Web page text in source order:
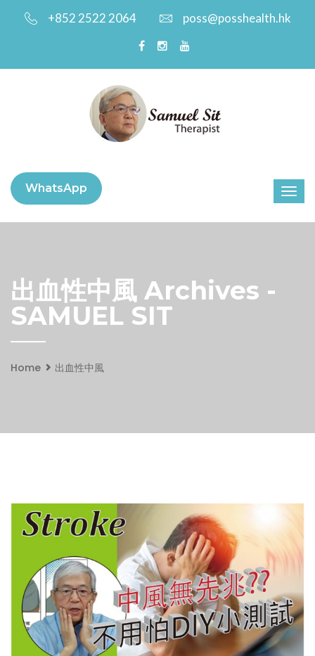
+852 2522 2064 poss@posshealth.hk
WhatsApp
出血性中風 Archives -
SAMUEL SIT
Home 出血性中風